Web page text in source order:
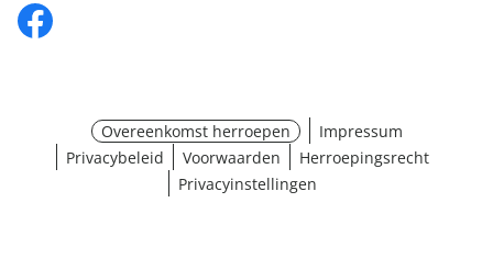
Overeenkomst herroepen
Impressum
Privacybeleid
Voorwaarden
Herroepingsrecht
Privacyinstellingen